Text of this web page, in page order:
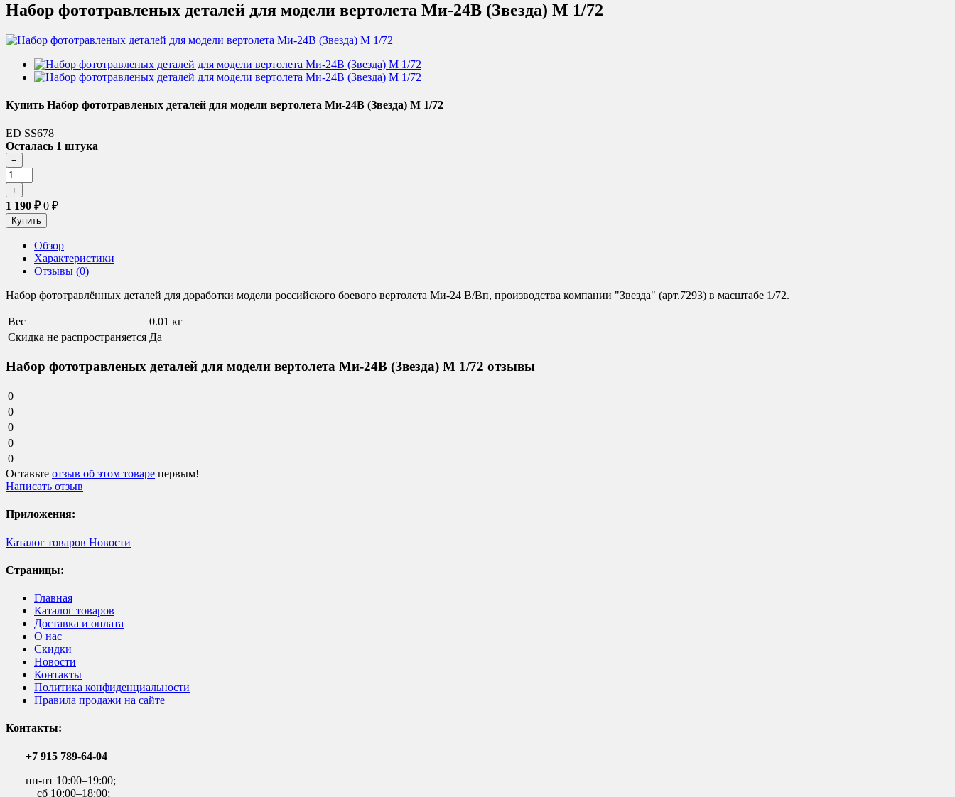
Набор фототравленых деталей для модели вертолета Ми-24В (Звезда) М 1/72
Купить Набор фототравленых деталей для модели вертолета Ми-24В (Звезда) М 1/72
ED SS678
Осталась 1 штука
1 190 ₽0 ₽
Обзор
Характеристики
Отзывы (0)
Набор фототравлённых деталей для доработки модели российского боевого вертолета Ми-24 В/Вп, производства компании "Звезда" (арт.7293) в масштабе 1/72.
Вес
0.01 кг
Скидка не распространяется Да
Набор фототравленых деталей для модели вертолета Ми-24В (Звезда) М 1/72 отзывы
0
0
0
0
0
Оставьте отзыв об этом товаре первым!
Написать отзыв
Приложения:
Каталог товаров Новости
Страницы:
Главная
Каталог товаров
Доставка и оплата
О нас
Скидки
Новости
Контакты
Политика конфиденциальности
Правила продажи на сайте
Контакты:
+7 915 789-64-04
пн-пт 10:00–19:00;
сб 10:00–18:00;